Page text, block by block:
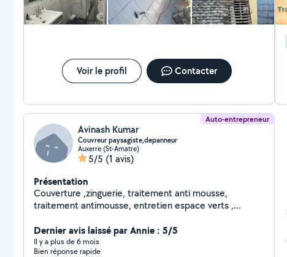
Voir le profil Contacter
Auto-entrepreneur
Avinash Kumar
Couvreur paysagiste,depanneur
Auxerre (St-Amatre)
5/5 (1 avis)
Présentation
Couverture ,zinguerie, traitement anti mousse,
traitement antimousse, entretien espace verts ,
Dernier avis laissé par Annie : 5/5
Il y a plus de 6 mois
Bien réponse rapide